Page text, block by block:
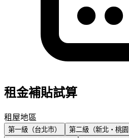
租金補貼試算
租屋地區
第一級（台北市）
第二級（新北・桃園